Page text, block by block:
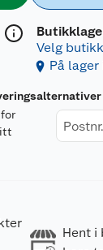
Velg butikk
På lager
Hent i